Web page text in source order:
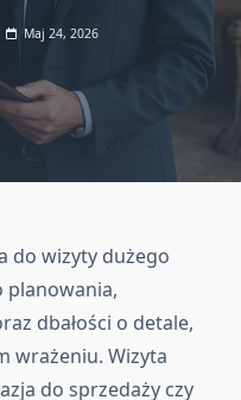
Maj 24, 2026
do wizyty dużego
planowania,
dbałości o detale,
wrażeniu. Wizyta
do sprzedaży czy